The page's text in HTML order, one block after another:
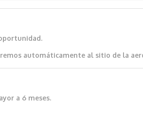
automáticamente al sitio de la
a 6 meses.